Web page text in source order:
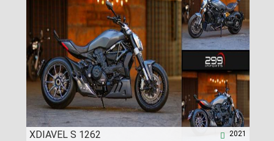
XDIAVEL S 1262 2021
